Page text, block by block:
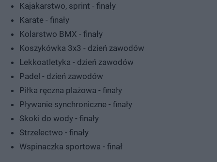
Kajakarstwo, sprint - finały
Karate - finały
Kolarstwo BMX - finały
Koszykówka 3x3 - dzień zawodów
Lekkoatletyka - dzień zawodów
Padel - dzień zawodów
Piłka ręczna plażowa - finały
Pływanie synchroniczne - finały
Skoki do wody - finały
Strzelectwo - finały
Wspinaczka sportowa - finał